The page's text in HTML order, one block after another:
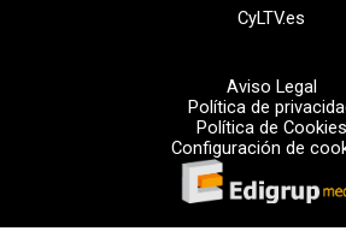
CyLTV.es
Aviso Legal
Política de
Política de Cookies
Configuración de